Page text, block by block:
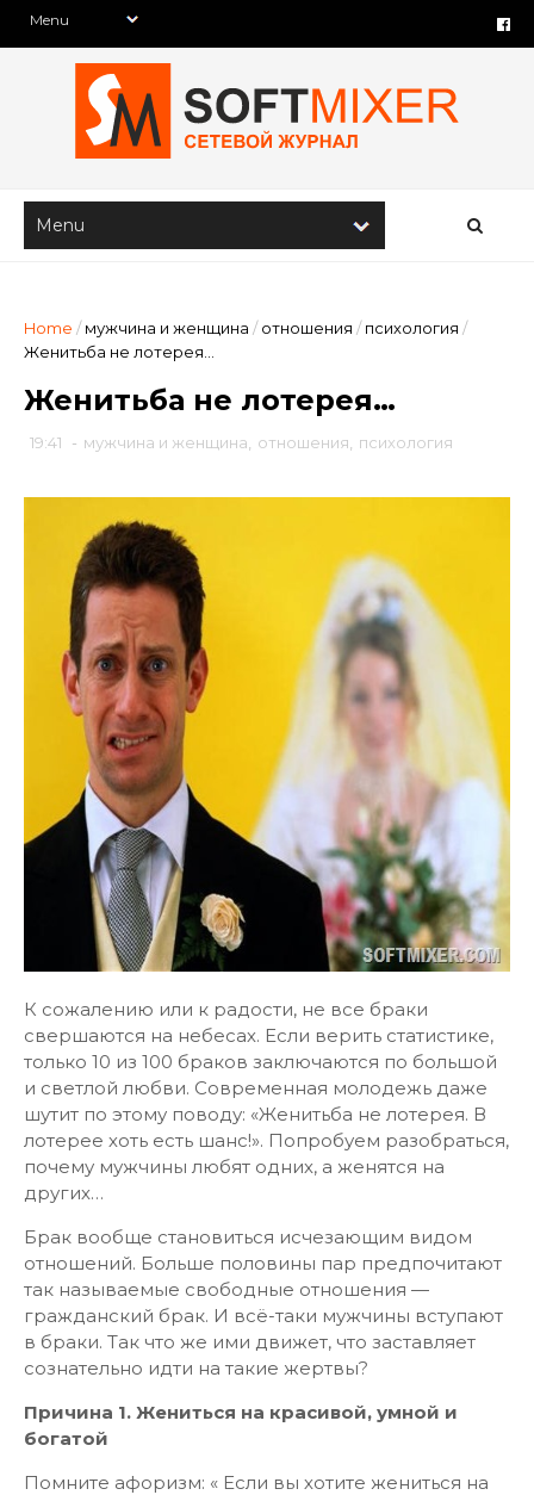
Home / мужчина и женщина / отношения / психология /
Женитьба не лотерея…
Женитьба не лотерея…
19:41 - мужчина и женщина отношения психология
К сожалению или к радости, не все браки
свершаются на небесах. Если верить статистике,
только 10 из 100 браков заключаются по большой
и светлой любви. Современная молодежь даже
шутит по этому поводу: «Женитьба не лотерея. В
лотерее хоть есть шанс!». Попробуем разобраться,
почему мужчины любят одних, а женятся на
других…
Брак вообще становиться исчезающим видом
отношений. Больше половины пар предпочитают
так называемые свободные отношения —
гражданский брак. И всё-таки мужчины вступают
в браки. Так что же ими движет, что заставляет
сознательно идти на такие жертвы?
Причина 1. Жениться на красивой, умной и
богатой
Помните афоризм: « Если вы хотите жениться на